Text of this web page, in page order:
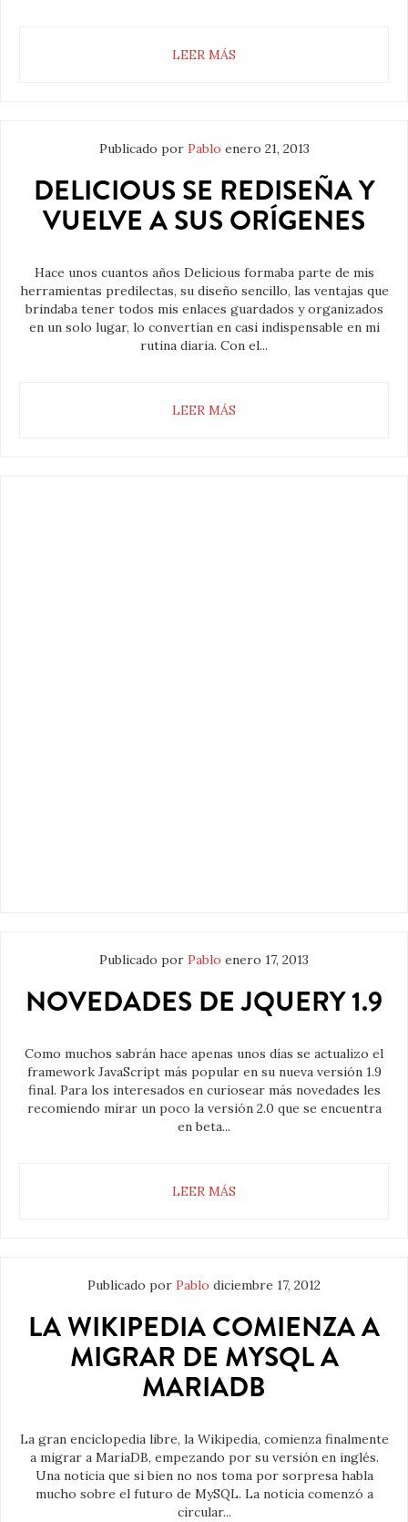
LEER MÁS
Publicado por Pablo enero 21, 2013
DELICIOUS SE REDISEÑA Y
VUELVE A SUS ORÍGENES
Hace unos cuantos años Delicious formaba parte de mis
herramientas predilectas, su diseño sencillo, las ventajas que
brindaba tener todos mis enlaces guardados y organizados
en un solo lugar, lo convertían en casi indispensable en mi
rutina diaria. Con el...
LEER MÁS
Publicado por Pablo enero 17, 2013
NOVEDADES DE JQUERY 1.9
Como muchos sabrán hace apenas unos días se actualizo el
framework JavaScript más popular en su nueva versión 1.9
final. Para los interesados en curiosear más novedades les
recomiendo mirar un poco la versión 2.0 que se encuentra
en beta...
LEER MÁS
Publicado por Pablo diciembre 17, 2012
LA WIKIPEDIA COMIENZA A
MIGRAR DE MYSQL A
MARIADB
La gran enciclopedia libre, la Wikipedia, comienza finalmente
a migrar a MariaDB, empezando por su versión en inglés.
Una noticia que si bien no nos toma por sorpresa habla
mucho sobre el futuro de MySQL. La noticia comenzó a
circular...